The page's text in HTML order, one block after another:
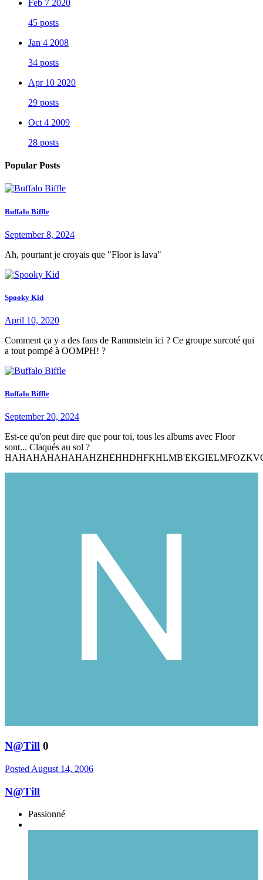
Feb 7 2020
45 posts
Jan 4 2008
34 posts
Apr 10 2020
29 posts
Oct 4 2009
28 posts
Popular Posts
Buffalo Biffle
September 8, 2024
Ah, pourtant je croyais que "Floor is lava"
Spooky Kid
April 10, 2020
Comment ça y a des fans de Rammstein ici ? Ce groupe surcoté qui
a tout pompé à OOMPH! ?
Buffalo Biffle
September 20, 2024
Est-ce qu'on peut dire que pour toi, tous les albums avec Floor
sont... Claqués au sol ?
N@Till 0
Posted August 14, 2006
N@Till
Passionné